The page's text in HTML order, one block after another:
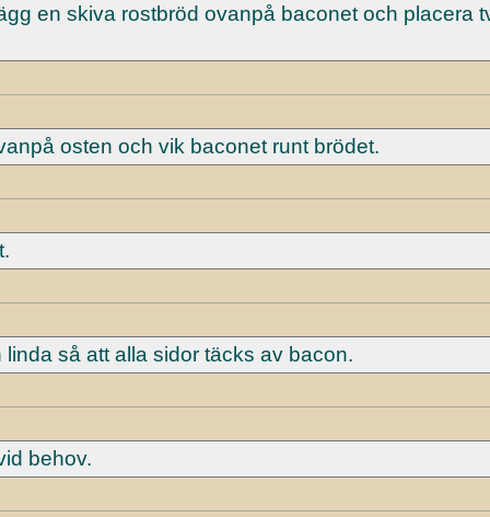
en skiva rostbröd ovanpå baconet och placera
osten och vik baconet runt brödet.
så att alla sidor täcks av bacon.
behov.